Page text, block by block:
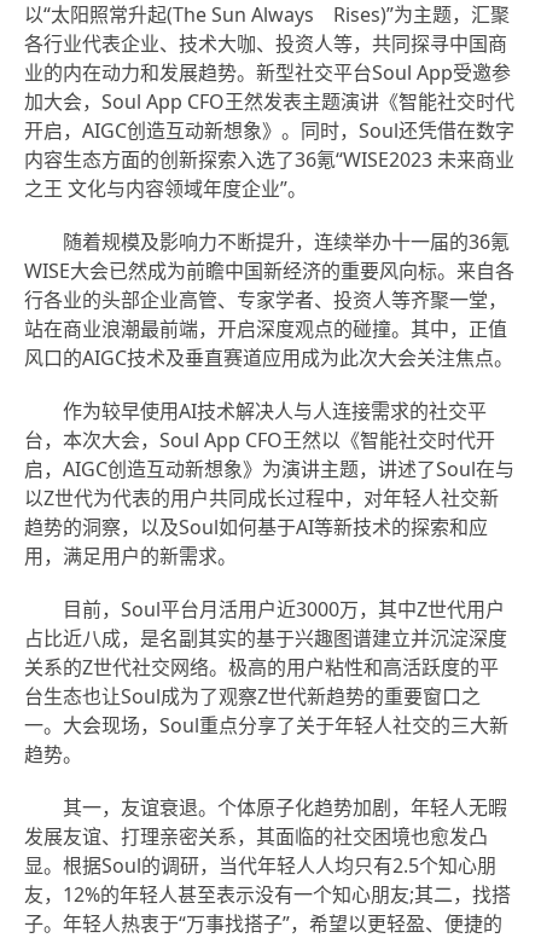
以“太阳照常升起(The Sun Always Rises)”为主题，汇聚
各行业代表企业、技术大咖、投资人等，共同探寻中国商
业的内在动力和发展趋势。新型社交平台Soul App受邀参
加大会，Soul App CFO王然发表主题演讲《智能社交时代
开启，AIGC创造互动新想象》。同时，Soul还凭借在数字
内容生态方面的创新探索入选了36氪“WISE2023 未来商业
之王 文化与内容领域年度企业”。
随着规模及影响力不断提升，连续举办十一届的36氪
WISE大会已然成为前瞻中国新经济的重要风向标。来自各
行各业的头部企业高管、专家学者、投资人等齐聚一堂，
站在商业浪潮最前端，开启深度观点的碰撞。其中，正值
风口的AIGC技术及垂直赛道应用成为此次大会关注焦点。
作为较早使用AI技术解决人与人连接需求的社交平
台，本次大会，Soul App CFO王然以《智能社交时代开
启，AIGC创造互动新想象》为演讲主题，讲述了Soul在与
以Z世代为代表的用户共同成长过程中，对年轻人社交新
趋势的洞察，以及Soul如何基于AI等新技术的探索和应
用，满足用户的新需求。
目前，Soul平台月活用户近3000万，其中Z世代用户
占比近八成，是名副其实的基于兴趣图谱建立并沉淀深度
关系的Z世代社交网络。极高的用户粘性和高活跃度的平
台生态也让Soul成为了观察Z世代新趋势的重要窗口之
一。大会现场，Soul重点分享了关于年轻人社交的三大新
趋势。
其一，友谊衰退。个体原子化趋势加剧，年轻人无暇
发展友谊、打理亲密关系，其面临的社交困境也愈发凸
显。根据Soul的调研，当代年轻人人均只有2.5个知心朋
友，12%的年轻人甚至表示没有一个知心朋友;其二，找搭
子。年轻人热衷于“万事找搭子”，希望以更轻盈、便捷的